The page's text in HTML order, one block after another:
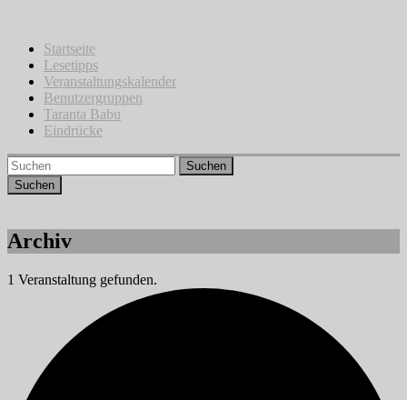
springenStartseite
Lesetipps
Veranstaltungskalender
Benutzergruppen
Taranta Babu
Eindrücke
Suchen
Archiv
1 Veranstaltung gefunden.